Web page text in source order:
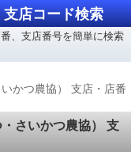
店コード検索
、支店番号を簡単に検索
かつ農協） 支店・店番
さいかつ農協） 支